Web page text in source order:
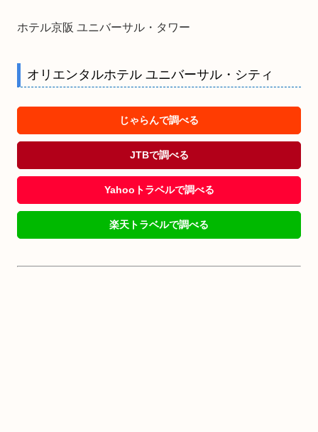
ホテル京阪 ユニバーサル・タワー
オリエンタルホテル ユニバーサル・シティ
じゃらんで調べる
JTBで調べる
Yahooトラベルで調べる
楽天トラベルで調べる